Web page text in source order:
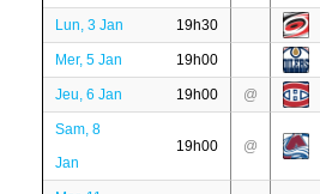
Lun, 3 Jan 19h30
Mer, 5 Jan 19h00
Jeu, 6 Jan 19h00 @
Sam, 8
Jan
19h00 @